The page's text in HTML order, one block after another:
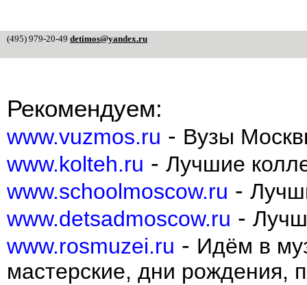
(495) 979-20-49 detimos@yandex.ru
Рекомендуем:
www.vuzmos.ru - Вузы
www.kolteh.ru - Лучшие
www.schoolmoscow.ru -
www.detsadmoscow.ru -
www.rosmuzei.ru - Идём в
мастерские, дни рождения,